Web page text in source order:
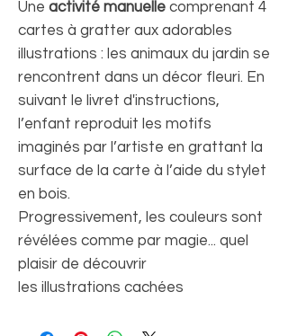
Une activité manuelle comprenant 4
cartes à gratter aux adorables
illustrations : les animaux du jardin se
rencontrent dans un décor fleuri. En
suivant le livret d'instructions,
l’enfant reproduit les motifs
imaginés par l’artiste en grattant la
surface de la carte à l’aide du stylet
en bois.
Progressivement, les couleurs sont
révélées comme par magie... quel
plaisir de découvrir
les illustrations cachées